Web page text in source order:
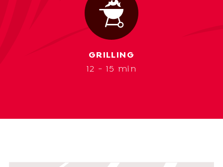
GRILLING
12 - 15 min